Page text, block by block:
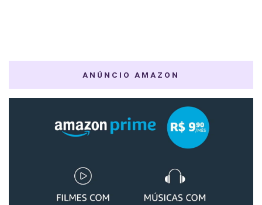
ANÚNCIO AMAZON